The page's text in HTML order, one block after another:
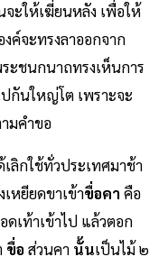
ะให้เฆี่ยนหลัง เพื่อให้
ค์จะทรงลาออกจาก
ะชนกนาถทรงเห็นการ
ปกันใหญ่โต เพราะจะ
มคำขอ
ลิกใช้ทั่วประเทศมาช้า
หยียดขาเข้าขื่อคา คือ
ดเท้าเข้าไป แล้วตอก
ขื่อ ส่วนคา นั้นเป็นไม้ ๒